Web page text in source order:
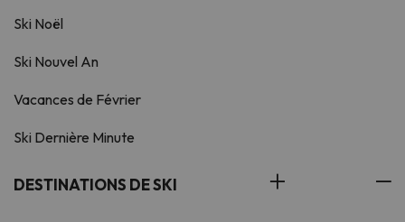
Ski Noël
Ski Nouvel An
Vacances de Février
Ski Dernière Minute
DESTINATIONS DE SKI